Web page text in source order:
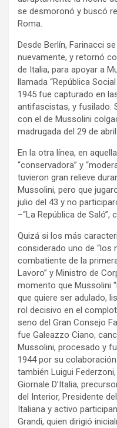
se desmoronó y buscó
Roma.
Desde Berlín, Farinacci
nuevamente, y retornó
de Italia, para apoyar a
llamada “República
1945 fue capturado en
antifascistas, y fusilado.
con el de Mussolini
madrugada del 29 de
En la otra línea, en
“conservadora” y
tuvieron gran relieve
Mussolini, pero que
julio del 43 y no
–“La República de
Quizá si los más
considerado uno de “los
combatiente de la
Lavoro” y Ministro de
momento que Mussolini
que quiere ser adulado,
rol decisivo en el
seno del Gran Consejo
fue Galeazzo Ciano,
Mussolini, procesado y
1944 por su
también Luigui
Giornale D’Italia,
del Interior, Presidente
Italiana y activo
Grandi, quien dirigió